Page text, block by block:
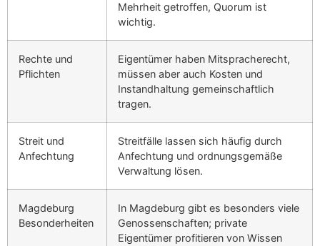
Mehrheit getroffen, Quorum ist
wichtig.
Rechte und
Pflichten
Eigentümer haben Mitspracherecht,
müssen aber auch Kosten und
Instandhaltung gemeinschaftlich
tragen.
Streit und
Anfechtung
Streitfälle lassen sich häufig durch
Anfechtung und ordnungsgemäße
Verwaltung lösen.
Magdeburg
Besonderheiten
In Magdeburg gibt es besonders viele
Genossenschaften; private
Eigentümer profitieren von Wissen